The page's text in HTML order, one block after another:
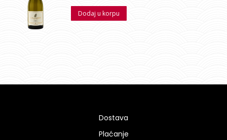
Dodaj u korpu
Dostava
Plaćanje